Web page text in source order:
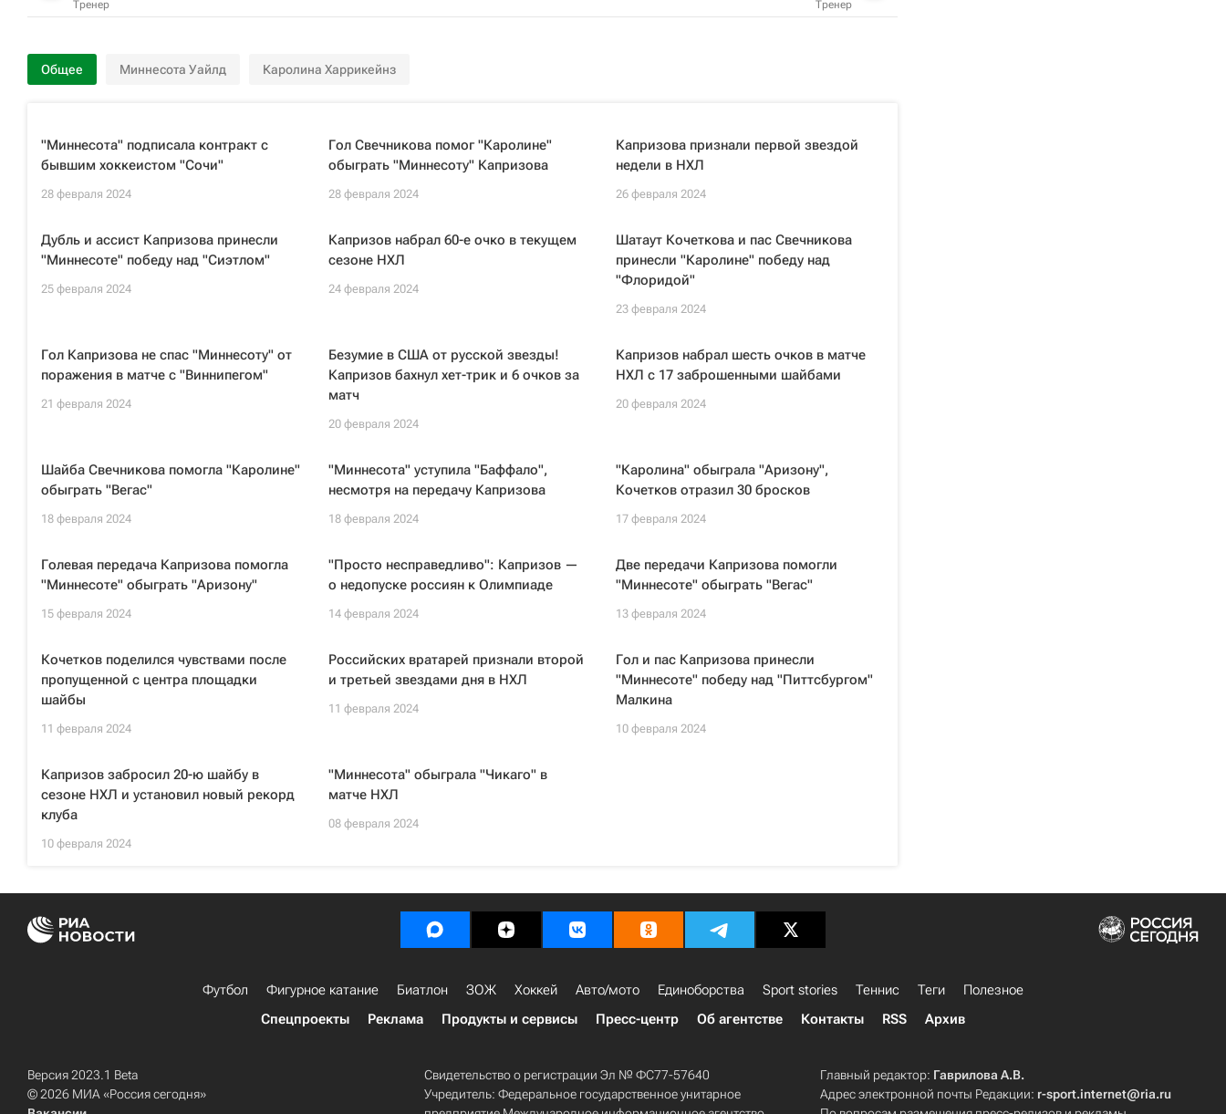
Тренер Тренер
Общее Миннесота Уайлд Каролина Харрикейнз
"Миннесота" подписала контракт с
бывшим хоккеистом "Сочи"
28 февраля 2024
Гол Свечникова помог "Каролине"
обыграть "Миннесоту" Капризова
28 февраля 2024
Капризова признали первой звездой
недели в НХЛ
26 февраля 2024
Дубль и ассист Капризова принесли
"Миннесоте" победу над "Сиэтлом"
25 февраля 2024
Капризов набрал 60-е очко в текущем
сезоне НХЛ
24 февраля 2024
Шатаут Кочеткова и пас Свечникова
принесли "Каролине" победу над
"Флоридой"
23 февраля 2024
Гол Капризова не спас "Миннесоту" от
поражения в матче с "Виннипегом"
21 февраля 2024
Безумие в США от русской звезды!
Капризов бахнул хет-трик и 6 очков за
матч
20 февраля 2024
Капризов набрал шесть очков в матче
НХЛ с 17 заброшенными шайбами
20 февраля 2024
Шайба Свечникова помогла "Каролине"
обыграть "Вегас"
18 февраля 2024
"Миннесота" уступила "Баффало",
несмотря на передачу Капризова
18 февраля 2024
"Каролина" обыграла "Аризону",
Кочетков отразил 30 бросков
17 февраля 2024
Голевая передача Капризова помогла
"Миннесоте" обыграть "Аризону"
15 февраля 2024
"Просто несправедливо": Капризов —
о недопуске россиян к Олимпиаде
14 февраля 2024
Две передачи Капризова помогли
"Миннесоте" обыграть "Вегас"
13 февраля 2024
Кочетков поделился чувствами после
пропущенной с центра площадки
шайбы
11 февраля 2024
Российских вратарей признали второй
и третьей звездами дня в НХЛ
11 февраля 2024
Гол и пас Капризова принесли
"Миннесоте" победу над "Питтсбургом"
Малкина
10 февраля 2024
Капризов забросил 20-ю шайбу в
сезоне НХЛ и установил новый рекорд
клуба
10 февраля 2024
"Миннесота" обыграла "Чикаго" в
матче НХЛ
08 февраля 2024
Футбол Фигурное катание Биатлон ЗОЖ Хоккей Авто/мото Единоборства Sport stories Теннис Теги
Полезное
Спецпроекты
Реклама Продукты и сервисы Пресс-центр Об агентстве Контакты RSS Архив
Версия 2023.1 Beta
© 2026 МИА «Россия сегодня»
Свидетельство о регистрации Эл № ФС77-57640
Учредитель: Федеральное государственное унитарное
Главный редактор: Гаврилова А.В.
Адрес электронной почты Редакции: r-sport.internet@ria.ru